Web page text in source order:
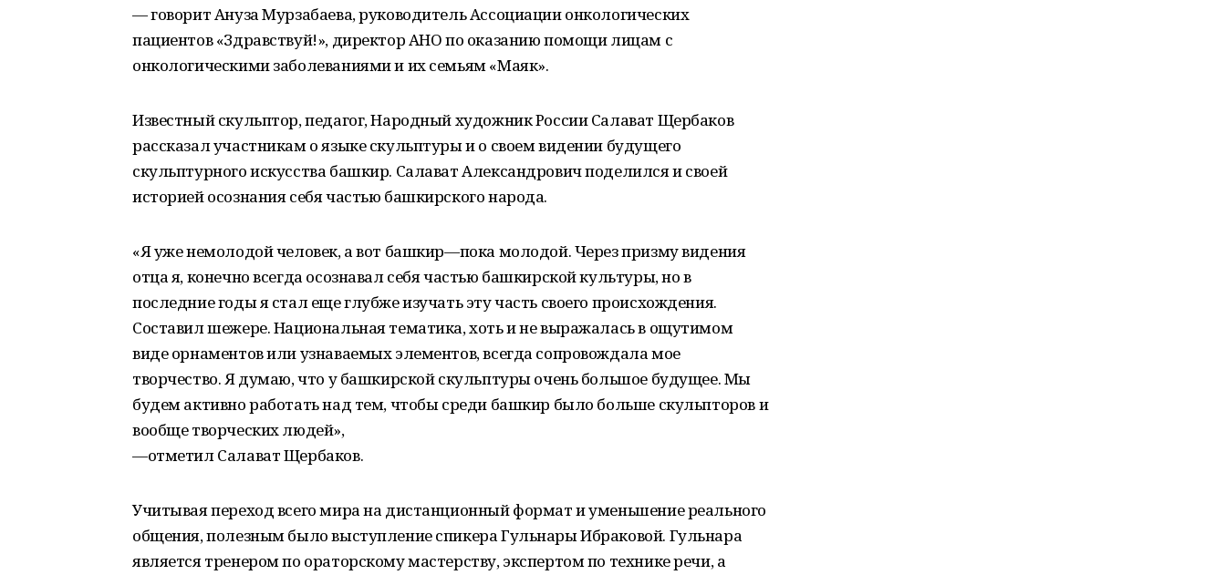
— говорит Ануза Мурзабаева, руководитель Ассоциации онкологических
пациентов «Здравствуй!», директор АНО по оказанию помощи лицам с
онкологическими заболеваниями и их семьям «Маяк».
Известный скульптор, педагог, Народный художник России Салават Щербаков
рассказал участникам о языке скульптуры и о своем видении будущего
скульптурного искусства башкир. Салават Александрович поделился и своей
историей осознания себя частью башкирского народа.
«Я уже немолодой человек, а вот башкир—пока молодой. Через призму видения
отца я, конечно всегда осознавал себя частью башкирской культуры, но в
последние годы я стал еще глубже изучать эту часть своего происхождения.
Составил шежере. Национальная тематика, хоть и не выражалась в ощутимом
виде орнаментов или узнаваемых элементов, всегда сопровождала мое
творчество. Я думаю, что у башкирской скульптуры очень большое будущее. Мы
будем активно работать над тем, чтобы среди башкир было больше скульпторов и
вообще творческих людей»,
—отметил Салават Щербаков.
Учитывая переход всего мира на дистанционный формат и уменьшение реального
общения, полезным было выступление спикера Гульнары Ибраковой. Гульнара
является тренером по ораторскому мастерству, экспертом по технике речи, а